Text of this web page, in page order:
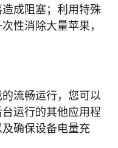
成阻塞；利用特殊
性消除大量苹果，
流畅运行，您可以
运行的其他应用程
确保设备电量充